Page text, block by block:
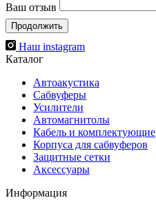
Ваш отзыв
Продолжить
Наш instagram
Каталог
Автоакустика
Сабвуферы
Усилители
Автомагнитолы
Кабель и комплектующие
Корпуса для сабвуферов
Защитные сетки
Аксессуары
Информация